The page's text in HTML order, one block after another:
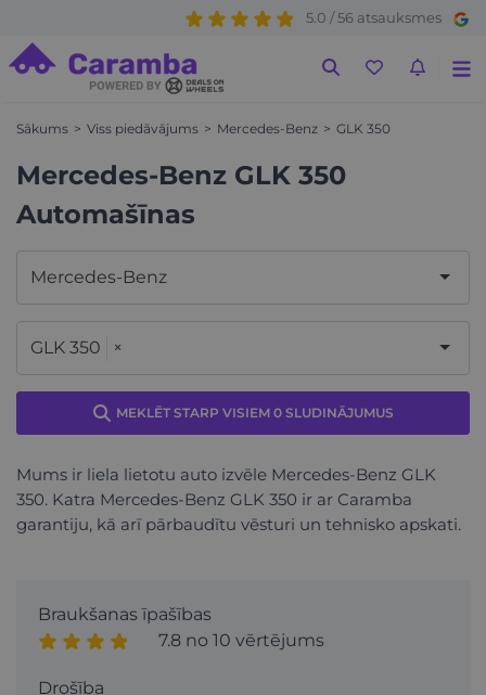
5.0 / 56 atsauksmes
Sākums Viss piedāvājums Mercedes-Benz GLK 350
Mercedes-Benz GLK 350
Automašīnas
Mercedes-Benz
GLK 350 ×
MEKLĒT STARP VISIEM 0 SLUDINĀJUMUS
Mums ir liela lietotu auto izvēle Mercedes-Benz GLK
350. Katra Mercedes-Benz GLK 350 ir ar Caramba
garantiju, kā arī pārbaudītu vēsturi un tehnisko apskati.
Braukšanas īpašības
7.8 no 10 vērtējums
Drošība